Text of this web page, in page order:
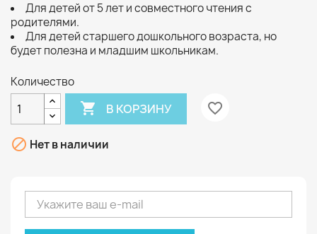
Для детей от 5 лет и совместного чтения с
родителями.
Для детей старшего дошкольного возраста, но
будет полезна и младшим школьникам.
Количество
 В КОРЗИНУ favorite_border
 Нет в наличии